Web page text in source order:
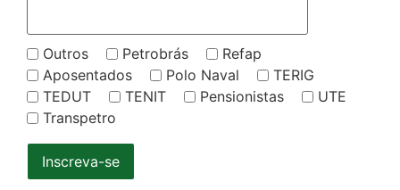
Outros Petrobrás
Refap
Aposentados
Polo Naval
TERIG
TEDUT
TENIT Pensionistas
UTE
Transpetro
Inscreva-se